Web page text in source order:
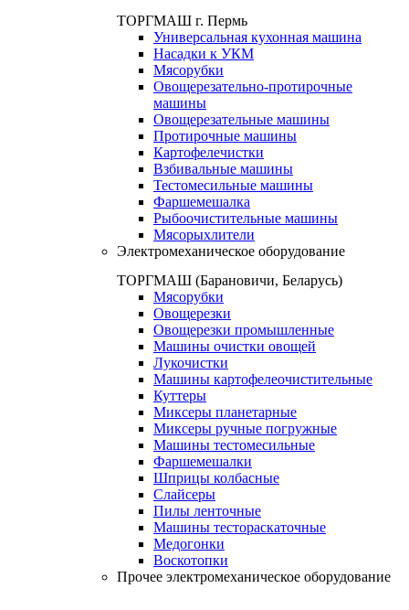
ТОРГМАШ г. Пермь
Универсальная кухонная машина
Насадки к УКМ
Мясорубки
Овощерезательно-протирочные
машины
Овощерезательные машины
Протирочные машины
Картофелечистки
Взбивальные машины
Тестомесильные машины
Фаршемешалка
Рыбоочистительные машины
Мясорыхлители
Электромеханическое оборудование
ТОРГМАШ (Барановичи, Беларусь)
Мясорубки
Овощерезки
Овощерезки промышленные
Машины очистки овощей
Лукочистки
Машины картофелеочистительные
Куттеры
Миксеры планетарные
Миксеры ручные погружные
Машины тестомесильные
Фаршемешалки
Шприцы колбасные
Слайсеры
Пилы ленточные
Машины тестораскаточные
Медогонки
Воскотопки
Прочее электромеханическое оборудование